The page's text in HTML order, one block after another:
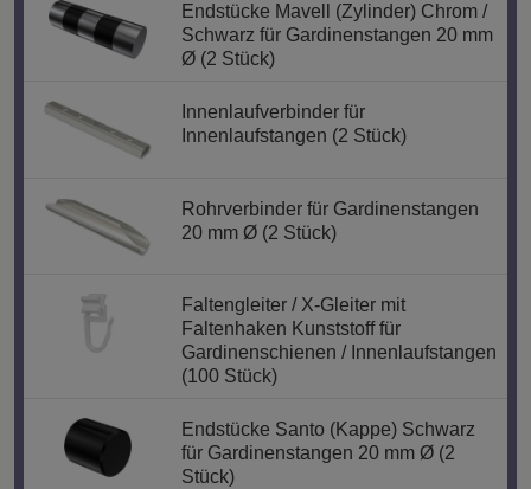
Endstücke Mavell (Zylinder) Chrom /
Schwarz für Gardinenstangen 20 mm
Ø (2 Stück)
Innenlaufverbinder für
Innenlaufstangen (2 Stück)
Rohrverbinder für Gardinenstangen
20 mm Ø (2 Stück)
Faltengleiter / X-Gleiter mit
Faltenhaken Kunststoff für
Gardinenschienen / Innenlaufstangen
(100 Stück)
Endstücke Santo (Kappe) Schwarz
für Gardinenstangen 20 mm Ø (2
Stück)